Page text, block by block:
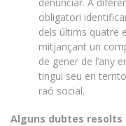
obligatori
dels últims quatre
mitjançant un
de gener de l’any
tingui seu en
raó social.
Alguns dubtes resolts